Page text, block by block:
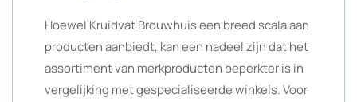
Hoewel Kruidvat Brouwhuis een breed scala aan
producten aanbiedt, kan een nadeel zijn dat het
assortiment van merkproducten beperkter is in
vergelijking met gespecialiseerde winkels. Voor